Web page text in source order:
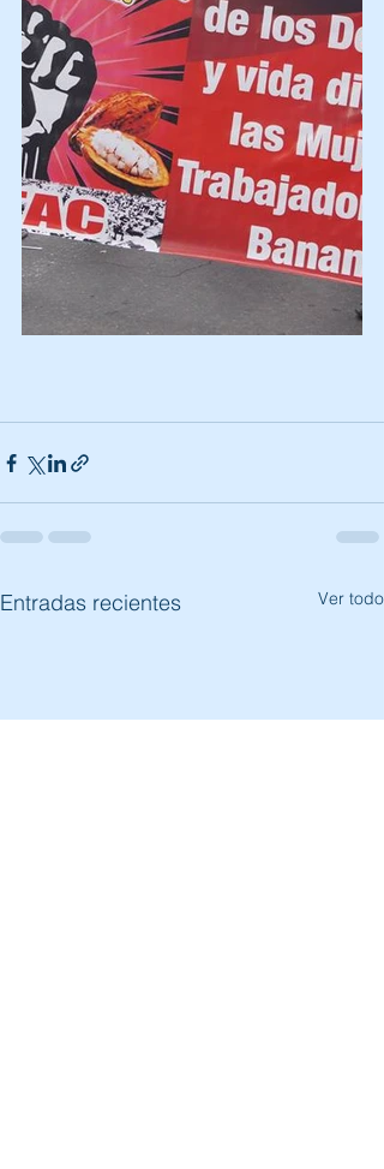
Entradas recientes Ver todo